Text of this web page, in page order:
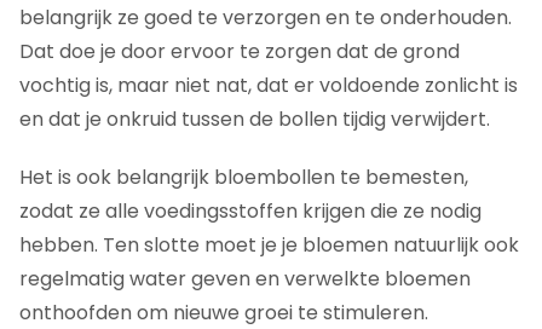
belangrijk ze goed te verzorgen en te onderhouden.
Dat doe je door ervoor te zorgen dat de grond
vochtig is, maar niet nat, dat er voldoende zonlicht is
en dat je onkruid tussen de bollen tijdig verwijdert.
Het is ook belangrijk bloembollen te bemesten,
zodat ze alle voedingsstoffen krijgen die ze nodig
hebben. Ten slotte moet je je bloemen natuurlijk ook
regelmatig water geven en verwelkte bloemen
onthoofden om nieuwe groei te stimuleren.